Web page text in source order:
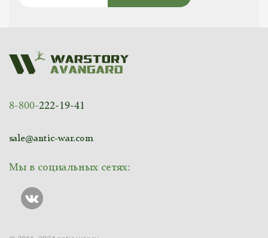
8-800-222-19-41
sale@antic-war.com
Мы в социальных сетях: